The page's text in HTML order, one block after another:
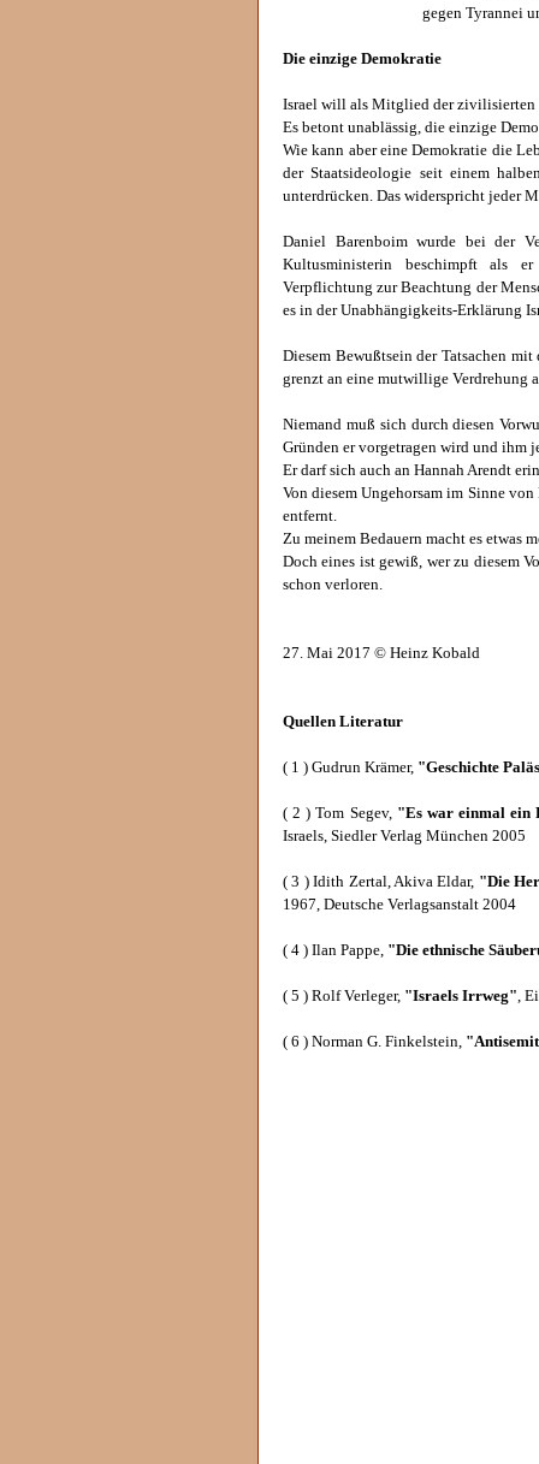
gegen Tyrannei
Die einzige Demokratie
Israel will als Mitglied der zivilisierten
Es betont unablässig, die einzige
Wie kann aber eine Demokratie die
der Staatsideologie seit einem
unterdrücken. Das widerspricht jeder
Daniel Barenboim wurde bei der
Kultusministerin beschimpft als
Verpflichtung zur Beachtung der
es in der Unabhängigkeits-Erklärung
Diesem Bewußtsein der Tatsachen
grenzt an eine mutwillige Verdrehung
Niemand muß sich durch diesen
Gründen er vorgetragen wird und ihm
Er darf sich auch an Hannah Arendt
Von diesem Ungehorsam im Sinne
entfernt.
Zu meinem Bedauern macht es etwas
Doch eines ist gewiß, wer zu diesem
schon verloren.
27. Mai 2017 © Heinz Kobald
Quellen Literatur
( 1 ) Gudrun Krämer, "Geschichte
( 2 ) Tom Segev, "Es war einmal ein
Israels, Siedler Verlag München 2005
( 3 ) Idith Zertal, Akiva Eldar, "Die
1967, Deutsche Verlagsanstalt 2004
( 4 ) Ilan Pappe, "Die ethnische
( 5 ) Rolf Verleger, "Israels Irrweg",
( 6 ) Norman G. Finkelstein,